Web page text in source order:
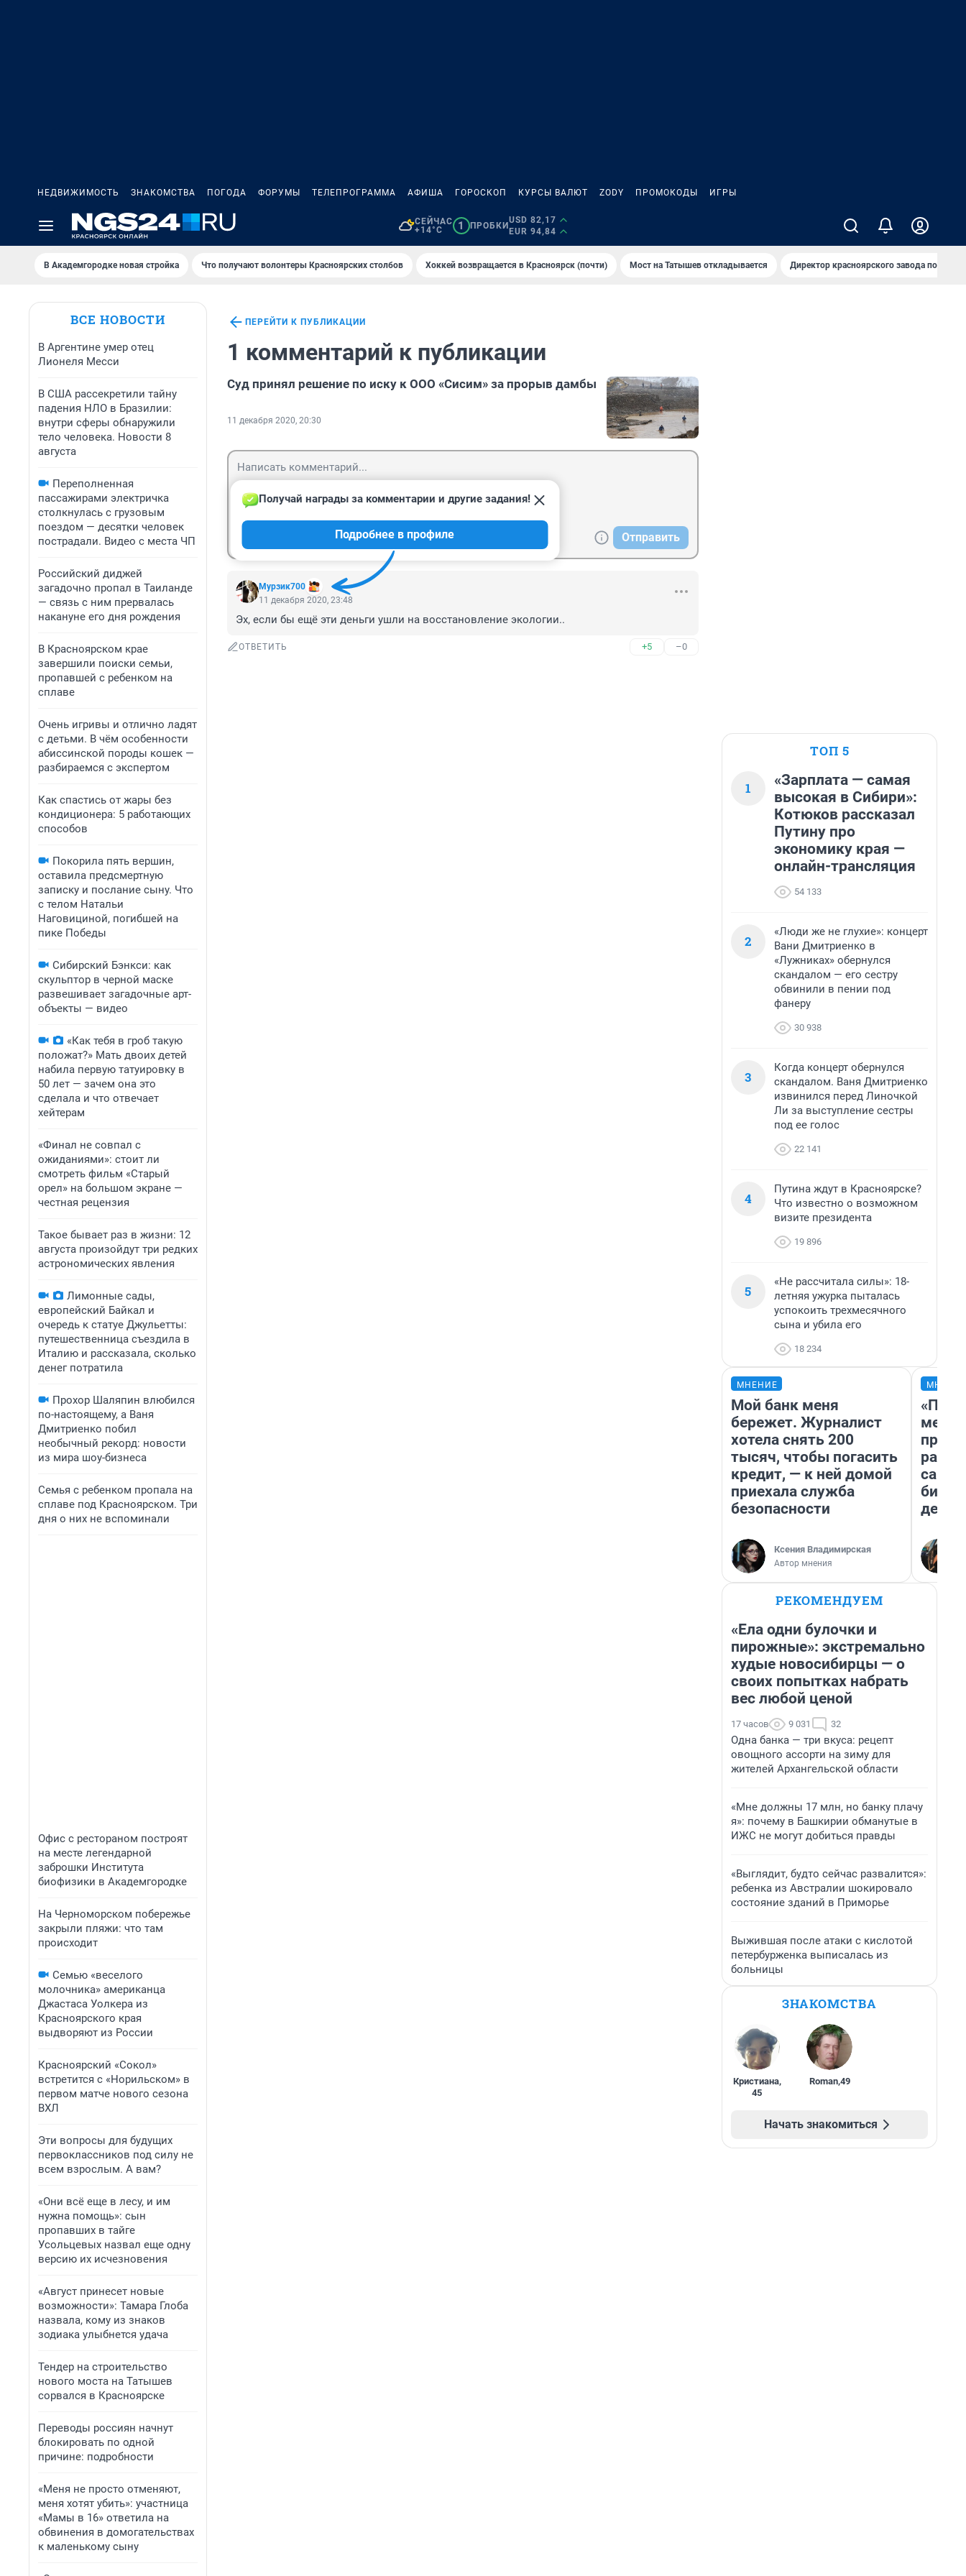
НЕДВИЖИМОСТЬ ЗНАКОМСТВА ПОГОДА ФОРУМЫ ТЕЛЕПРОГРАММА АФИША ГОРОСКОП КУРСЫ ВАЛЮТ ZODY ПРОМОКОДЫ ИГРЫ
СЕЙЧАС
+14°C
1 ПРОБКИ
USD 82,17
EUR 94,84
В Академгородке новая стройка Что получают волонтеры Красноярских столбов Хоккей возвращается в Красноярск (почти) Мост на Татышев откладывается Директор красноярского завода под
ВСЕ НОВОСТИ
В Аргентине умер отец
Лионеля Месси
В США рассекретили тайну
падения НЛО в Бразилии:
внутри сферы обнаружили
тело человека. Новости 8
августа
Переполненная
пассажирами электричка
столкнулась с грузовым
поездом — десятки человек
пострадали. Видео с места ЧП
Российский диджей
загадочно пропал в Таиланде
— связь с ним прервалась
накануне его дня рождения
В Красноярском крае
завершили поиски семьи,
пропавшей с ребенком на
сплаве
Очень игривы и отлично ладят
с детьми. В чём особенности
абиссинской породы кошек —
разбираемся с экспертом
Как спастись от жары без
кондиционера: 5 работающих
способов
Покорила пять вершин,
оставила предсмертную
записку и послание сыну. Что
с телом Натальи
Наговициной, погибшей на
пике Победы
Сибирский Бэнкси: как
скульптор в черной маске
развешивает загадочные арт-
объекты — видео
«Как тебя в гроб такую
положат?» Мать двоих детей
набила первую татуировку в
50 лет — зачем она это
сделала и что отвечает
хейтерам
«Финал не совпал с
ожиданиями»: стоит ли
смотреть фильм «Старый
орел» на большом экране —
честная рецензия
Такое бывает раз в жизни: 12
августа произойдут три редких
астрономических явления
Лимонные сады,
европейский Байкал и
очередь к статуе Джульетты:
путешественница съездила в
Италию и рассказала, сколько
денег потратила
Прохор Шаляпин влюбился
по-настоящему, а Ваня
Дмитриенко побил
необычный рекорд: новости
из мира шоу-бизнеса
Семья с ребенком пропала на
сплаве под Красноярском. Три
дня о них не вспоминали
Офис с рестораном построят
на месте легендарной
заброшки Института
биофизики в Академгородке
На Черноморском побережье
закрыли пляжи: что там
происходит
Семью «веселого
молочника» американца
Джастаса Уолкера из
Красноярского края
выдворяют из России
Красноярский «Сокол»
встретится с «Норильском» в
первом матче нового сезона
ВХЛ
Эти вопросы для будущих
первоклассников под силу не
всем взрослым. А вам?
«Они всё еще в лесу, и им
нужна помощь»: сын
пропавших в тайге
Усольцевых назвал еще одну
версию их исчезновения
«Август принесет новые
возможности»: Тамара Глоба
назвала, кому из знаков
зодиака улыбнется удача
Тендер на строительство
нового моста на Татышев
сорвался в Красноярске
Переводы россиян начнут
блокировать по одной
причине: подробности
«Меня не просто отменяют,
меня хотят убить»: участница
«Мамы в 16» ответила на
обвинения в домогательствах
к маленькому сыну
ПЕРЕЙТИ К ПУБЛИКАЦИИ
1 комментарий к публикации
Суд принял решение по иску к ООО «Сисим» за прорыв дамбы
11 декабря 2020, 20:30
Отправить
Мурзик700
Получай награды за комментарии и другие задания!
Подробнее в профиле
11 декабря 2020, 23:48
Эх, если бы ещё эти деньги ушли на восстановление экологии..
ОТВЕТИТЬ +5 –0
ТОП 5
1
«Зарплата — самая
высокая в Сибири»:
Котюков рассказал
Путину про
экономику края —
онлайн-трансляция
54 133
2
«Люди же не глухие»: концерт
Вани Дмитриенко в
«Лужниках» обернулся
скандалом — его сестру
обвинили в пении под
фанеру
30 938
3
Когда концерт обернулся
скандалом. Ваня Дмитриенко
извинился перед Линочкой
Ли за выступление сестры
под ее голос
22 141
4
Путина ждут в Красноярске?
Что известно о возможном
визите президента
19 896
5
«Не рассчитала силы»: 18-
летняя ужурка пыталась
успокоить трехмесячного
сына и убила его
18 234
МНЕНИЕ
Мой банк меня
бережет. Журналист
хотела снять 200
тысяч, чтобы погасить
кредит, — к ней домой
приехала служба
безопасности
Ксения Владимирская
Автор мнения
РЕКОМЕНДУЕМ
«Ела одни булочки и
пирожные»: экстремально
худые новосибирцы — о
своих попытках набрать
вес любой ценой
17 часов 9 031 32
Одна банка — три вкуса: рецепт
овощного ассорти на зиму для
жителей Архангельской области
«Мне должны 17 млн, но банку плачу
я»: почему в Башкирии обманутые в
ИЖС не могут добиться правды
«Выглядит, будто сейчас развалится»:
ребенка из Австралии шокировало
состояние зданий в Приморье
Выжившая после атаки с кислотой
петербурженка выписалась из
больницы
ЗНАКОМСТВА
Кристиана,
45
Roman,49
Начать знакомиться